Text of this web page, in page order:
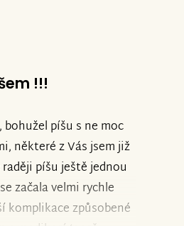
!!!
bohužel píšu s ne moc
některé z Vás jsem již
píšu ještě jednou
začala velmi rychle
komplikace způsobené